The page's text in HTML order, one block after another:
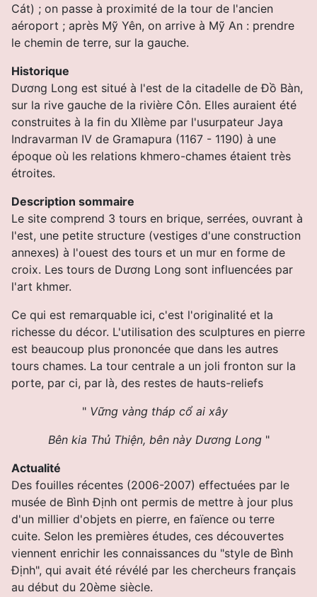
Cát) ; on passe à proximité de la tour de l'ancien
aéroport ; après Mỹ Yên, on arrive à Mỹ An : prendre
le chemin de terre, sur la gauche.
Historique
Dương Long est situé à l'est de la citadelle de Ðồ Bàn,
sur la rive gauche de la rivière Côn. Elles auraient été
construites à la fin du XIIème par l'usurpateur Jaya
Indravarman IV de Gramapura (1167 - 1190) à une
époque où les relations khmero-chames étaient très
étroites.
Description sommaire
Le site comprend 3 tours en brique, serrées, ouvrant à
l'est, une petite structure (vestiges d'une construction
annexes) à l'ouest des tours et un mur en forme de
croix. Les tours de Dương Long sont influencées par
l'art khmer.
Ce qui est remarquable ici, c'est l'originalité et la
richesse du décor. L'utilisation des sculptures en pierre
est beaucoup plus prononcée que dans les autres
tours chames. La tour centrale a un joli fronton sur la
porte, par ci, par là, des restes de hauts-reliefs
" Vững vàng tháp cổ ai xây
Bên kia Thủ Thiện, bên này Dương Long"
Actualité
Des fouilles récentes (2006-2007) effectuées par le
musée de Bình Ðịnh ont permis de mettre à jour plus
d'un millier d'objets en pierre, en faïence ou terre
cuite. Selon les premières études, ces découvertes
viennent enrichir les connaissances du "style de Bình
Ðịnh", qui avait été révélé par les chercheurs français
au début du 20ème siècle.